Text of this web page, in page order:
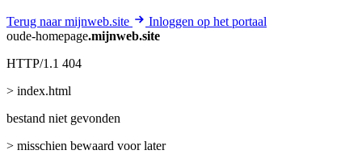
Terug naar mijnweb.site
Inloggen op het portaal
oude-homepage.mijnweb.site
HTTP/1.1 404
> index.html
bestand niet gevonden
> misschien bewaard voor later